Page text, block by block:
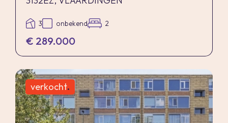
3 onbekend 2
€ 289.000
verkocht.